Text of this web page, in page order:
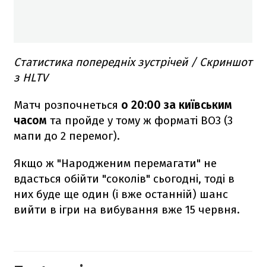
Статистика попередніх зустрічей / Скриншот
з HLTV
Матч розпочнеться о 20:00 за київським
часом та пройде у тому ж форматі BO3 (3
мапи до 2 перемог).
Якщо ж "Народженим перемагати" не
вдасться обійти "соколів" сьогодні, тоді в
них буде ще один (і вже останній) шанс
вийти в ігри на вибування вже 15 червня.